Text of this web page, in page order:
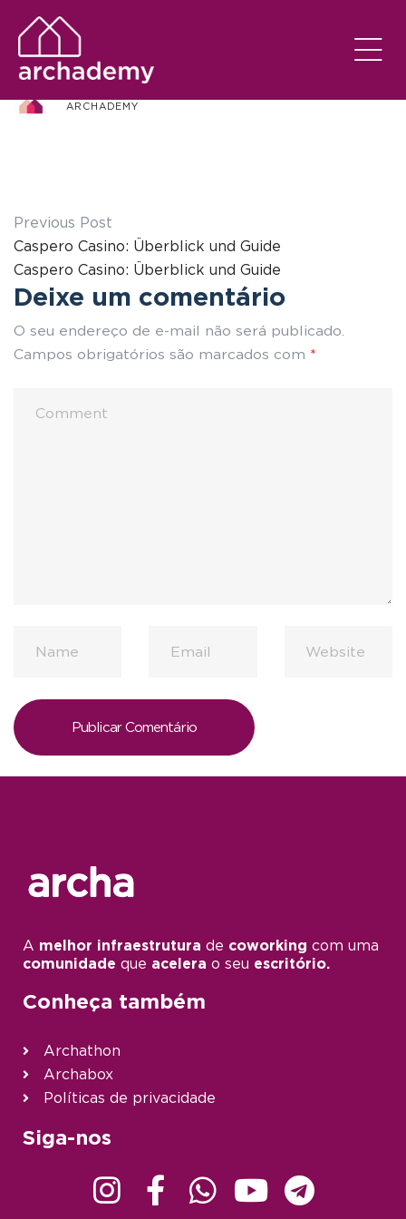
DSC_4325
ARCHADEMY
Previous Post
Caspero Casino: Überblick und Guide
Caspero Casino: Überblick und Guide
Deixe um comentário
O seu endereço de e-mail não será publicado.
Campos obrigatórios são marcados com *
A melhor infraestrutura de coworking com uma
comunidade que acelera o seu escritório.
Conheça também
Archathon
Archabox
Políticas de privacidade
Siga-nos